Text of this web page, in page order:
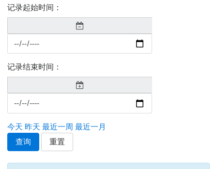
记录起始时间：
记录结束时间：
今天 昨天 最近一周 最近一月
查询
重置